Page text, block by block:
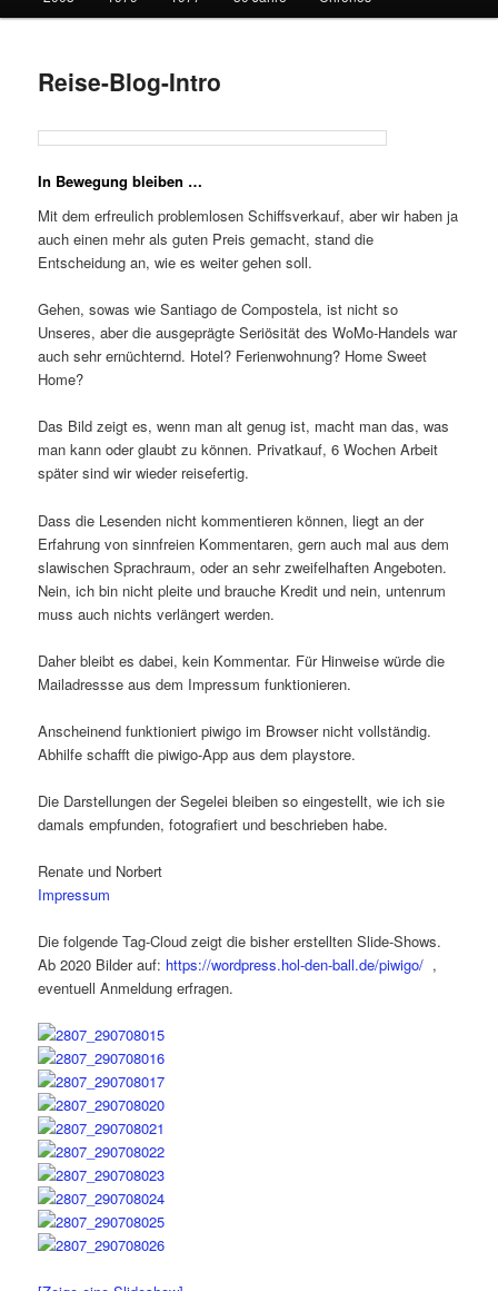
Reise-Blog-Intro
In Bewegung bleiben …
Mit dem erfreulich problemlosen Schiffsverkauf, aber wir haben ja
auch einen mehr als guten Preis gemacht, stand die
Entscheidung an, wie es weiter gehen soll.
Gehen, sowas wie Santiago de Compostela, ist nicht so
Unseres, aber die ausgeprägte Seriösität des WoMo-Handels war
auch sehr ernüchternd. Hotel? Ferienwohnung? Home Sweet
Home?
Das Bild zeigt es, wenn man alt genug ist, macht man das, was
man kann oder glaubt zu können. Privatkauf, 6 Wochen Arbeit
später sind wir wieder reisefertig.
Dass die Lesenden nicht kommentieren können, liegt an der
Erfahrung von sinnfreien Kommentaren, gern auch mal aus dem
slawischen Sprachraum, oder an sehr zweifelhaften Angeboten.
Nein, ich bin nicht pleite und brauche Kredit und nein, untenrum
muss auch nichts verlängert werden.
Daher bleibt es dabei, kein Kommentar. Für Hinweise würde die
Mailadressse aus dem Impressum funktionieren.
Anscheinend funktioniert piwigo im Browser nicht vollständig.
Abhilfe schafft die piwigo-App aus dem playstore.
Die Darstellungen der Segelei bleiben so eingestellt, wie ich sie
damals empfunden, fotografiert und beschrieben habe.
Renate und Norbert
Impressum
Die folgende Tag-Cloud zeigt die bisher erstellten Slide-Shows.
Ab 2020 Bilder auf: https://wordpress.hol-den-ball.de/piwigo/ ,
eventuell Anmeldung erfragen.